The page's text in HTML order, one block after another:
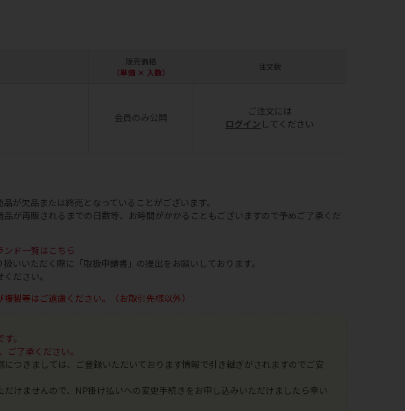
販売価格
（単価 × 入数）
注文数
会員のみ公開
ご注文には
ログイン してください
が欠品または終売となっていることがございます。
が再販されるまでの日数等、お時間がかかることもございますので予めご了承くだ
ド一覧はこちら
いいただく際に「取扱申請書」の提出をお願いしております。
ださい。
製等はご遠慮ください。（お取引先様以外）
。
ご了承ください。
つきましては、ご登録いただいております情報で引き継ぎがされますのでご安
けませんので、NP掛け払いへの変更手続きをお申し込みいただけましたら幸い